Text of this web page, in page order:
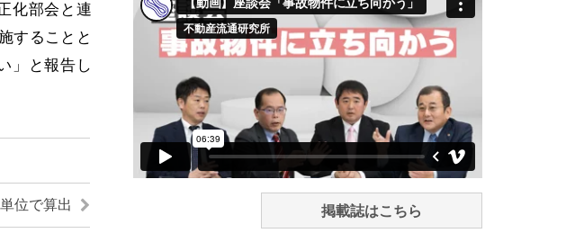
化部会と連
することと
」と報告し
位で算出 掲載誌はこちら